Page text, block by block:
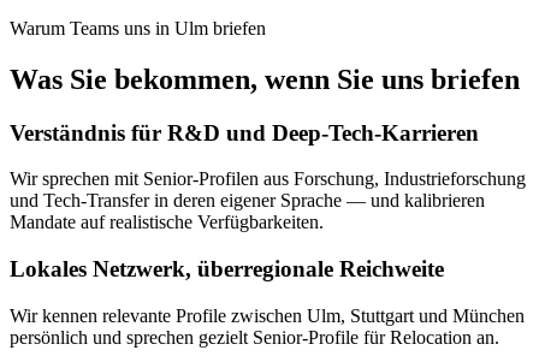
Warum Teams uns in Ulm briefen
Was Sie bekommen, wenn Sie uns briefen
Verständnis für R&D und Deep-Tech-Karrieren
Wir sprechen mit Senior-Profilen aus Forschung, Industrieforschung
und Tech-Transfer in deren eigener Sprache — und kalibrieren
Mandate auf realistische Verfügbarkeiten.
Lokales Netzwerk, überregionale Reichweite
Wir kennen relevante Profile zwischen Ulm, Stuttgart und München
persönlich und sprechen gezielt Senior-Profile für Relocation an.